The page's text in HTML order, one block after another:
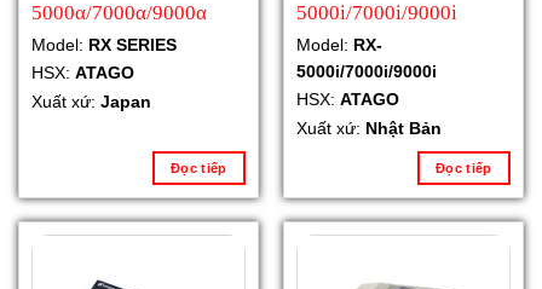
5000α/7000α/9000α
Model: RX SERIES
HSX: ATAGO
Xuất xứ: Japan
Đọc tiếp
5000i/7000i/9000i
Model: RX-
5000i/7000i/9000i
HSX: ATAGO
Xuất xứ: Nhật Bản
Đọc tiếp